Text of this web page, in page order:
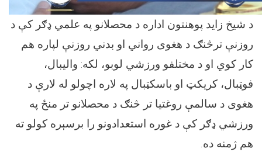
د شیخ زاید پوهنتون اداره د محصلانو په علمي ډګر کې د
روزنې ترڅنګ د هغوی رواني او بدني روزنې لپاره هم
کار کوي او د مختلفو ورزشي لوبو، لکه: والیبال،
فوټبال، کريکټ او باسکټبال په لاره اچولو له لارې د
هغوی د سالمې روغتیا تر څنګ د محصلانو تر منځ په
ورزشي ډګر کې د غوره استعدادونو را برسېره کولو ته
هم ژمنه ده